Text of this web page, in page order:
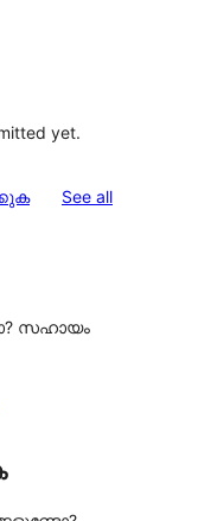
yet.
See allreviews
സഹായം